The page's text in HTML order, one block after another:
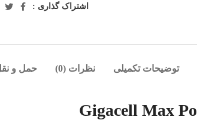
اشتراک گذاری :
توضیحات تکمیلی نظرات (0) حمل و